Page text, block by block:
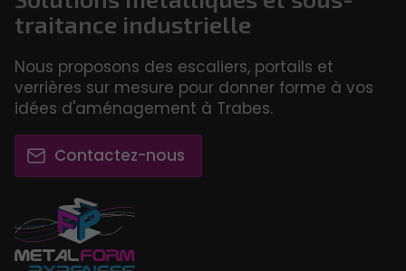
traitance industrielle
Nous proposons des escaliers, portails et
verrières sur mesure pour donner forme à vos
idées d'aménagement à Trabes.
Contactez-nous